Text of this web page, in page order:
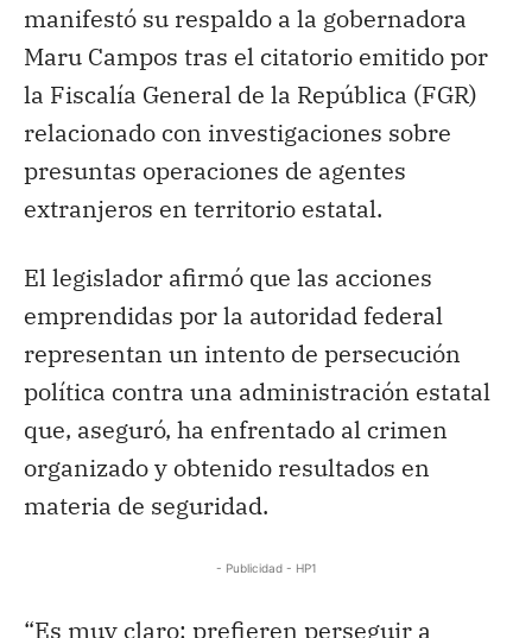
manifestó su respaldo a la gobernadora
Maru Campos tras el citatorio emitido por
la Fiscalía General de la República (FGR)
relacionado con investigaciones sobre
presuntas operaciones de agentes
extranjeros en territorio estatal.
El legislador afirmó que las acciones
emprendidas por la autoridad federal
representan un intento de persecución
política contra una administración estatal
que, aseguró, ha enfrentado al crimen
organizado y obtenido resultados en
materia de seguridad.
- Publicidad - HP1
“Es muy claro: prefieren perseguir a